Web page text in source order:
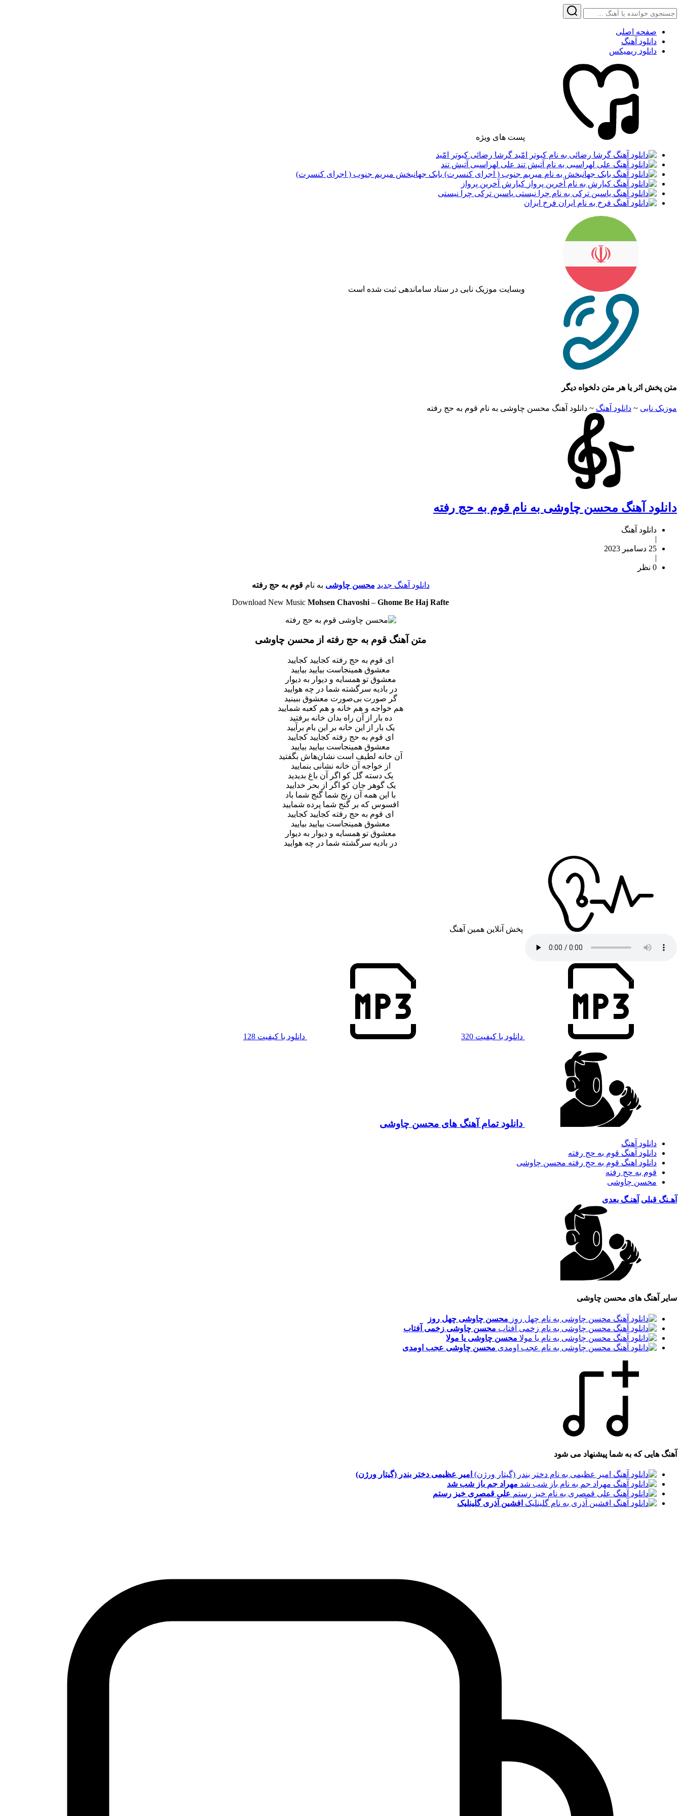
صفحه اصلی
دانلود آهنگ
دانلود ریمیکس
پست های ویژه
گرشا رضائی کبوتر امّید
علی لهراسبی آتیش تند
بابک جهانبخش میریم جنوب ( اجرای کنسرت)
کیارش آخرین پرواز
یاسین ترکی چرا نیستی
فرخ ایران
وبسایت موزیک نابی در ستاد ساماندهی ثبت شده است
متن پخش اثر یا هر متن دلخواه دیگر
موزیک نابی ~ دانلود آهنگ ~ دانلود آهنگ محسن چاوشی به نام قوم به حج رفته
دانلود آهنگ محسن چاوشی به نام قوم به حج رفته
دانلود آهنگ
|
25 دسامبر 2023
|
0 نظر
دانلود آهنگ جدید محسن چاوشی به نامقوم به حج رفته
Download New Music Mohsen Chavoshi – Ghome Be Haj Rafte
متن آهنگ قوم به حج رفته از محسن چاوشی
ای قوم به حج رفته کجایید کجایید
معشوق همینجاست بیایید بیایید
معشوق تو همسایه و دیوار به دیوار
در بادیه سرگشته شما در چه هوایید
گر صورت بی‌صورت معشوق ببینید
هم خواجه و هم خانه و هم کعبه شمایید
ده بار از آن راه بدان خانه برفتید
یک بار از این خانه بر این بام برآیید
ای قوم به حج رفته کجایید کجایید
معشوق همینجاست بیایید بیایید
آن خانه لطیف است نشان‌هاش بگفتید
از خواجه آن خانه نشانی بنمایید
یک دسته گل کو اگر آن باغ بدیدید
یک گوهر جان کو اگر از بحر خدایید
با این همه آن رنج شما گنج شما باد
افسوس که بر گنج شما پرده شمایید
ای قوم به حج رفته کجایید کجایید
معشوق همینجاست بیایید بیایید
معشوق تو همسایه و دیوار به دیوار
در بادیه سرگشته شما در چه هوایید
پخش آنلاین همین آهنگ
دانلود با کیفیت 320 دانلود با کیفیت 128
دانلود تمام آهنگ های محسن چاوشی
دانلود آهنگ
دانلود آهنگ قوم به حج رفته
دانلود اهنگ قوم به حج رفته محسن چاوشی
قوم به حج رفته
محسن چاوشی
آهـنگ قبلی آهنـگ بعدی
سایر آهنگ های محسن چاوشی
محسن چاوشی چهل روز
محسن چاوشی زخمی آفتاب
محسن چاوشی یا مولا
محسن چاوشی عجب اومدی
آهنگ هایی که به شما پیشنهاد می شود
امیر عظیمی دختر بندر (گیتار ورژن)
مهراد جم باز شب شد
علی قمصری خیز رستم
افشین آذری گلینلیک